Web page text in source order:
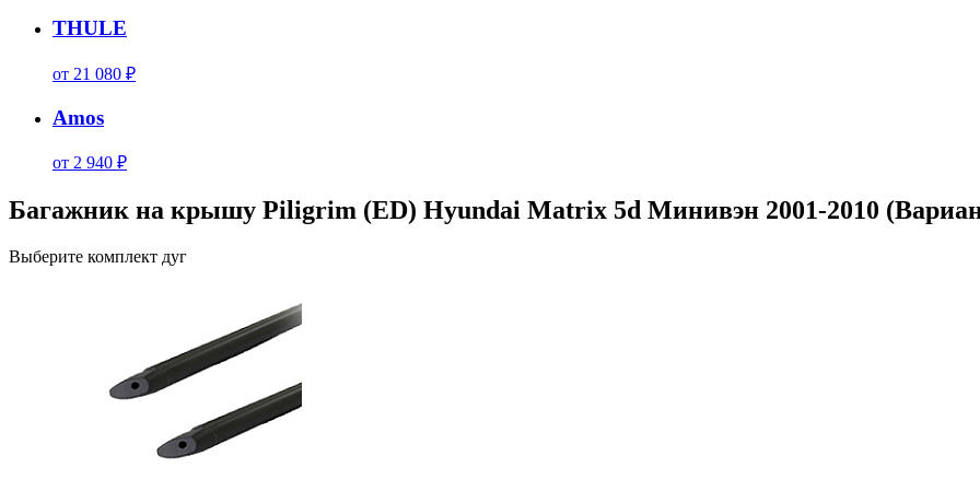
THULE
от 21 080 ₽
Amos
от 2 940 ₽
Багажник на крышу Piligrim (ED) Hyundai Matrix 5d Минивэн 2001-2010
Выберите комплект дуг